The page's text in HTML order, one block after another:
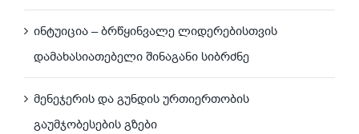
ინტუიცია – ბრწყინვალე ლიდერებისთვის
დამახასიათებელი შინაგანი სიბრძნე
მენეჯერის და გუნდის ურთიერთობის
გაუმჯობესების გზები